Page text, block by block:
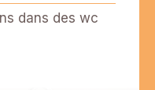
dans des wc